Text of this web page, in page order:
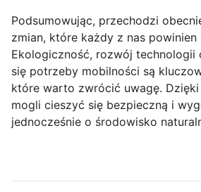
Podsumowując, przechodzi
zmian, które każdy z nas powinien
Ekologiczność, rozwój technologii
się potrzeby mobilności są
które warto zwrócić uwagę.
mogli cieszyć się bezpieczną i
jednocześnie o środowisko